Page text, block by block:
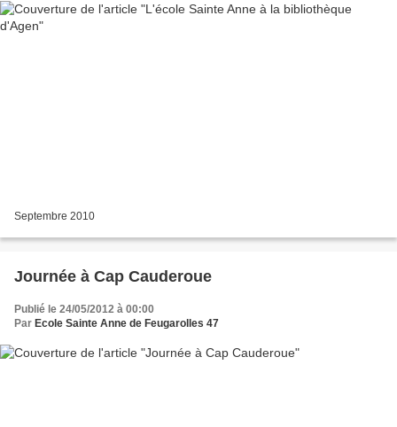
Septembre 2010
Journée à Cap Cauderoue
Publié le 24/05/2012 à 00:00
Par Ecole Sainte Anne de Feugarolles 47